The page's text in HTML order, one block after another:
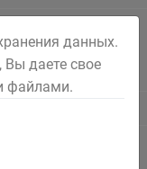
округа
"Фонд развития
данных.
Вы даете свое
файлами.